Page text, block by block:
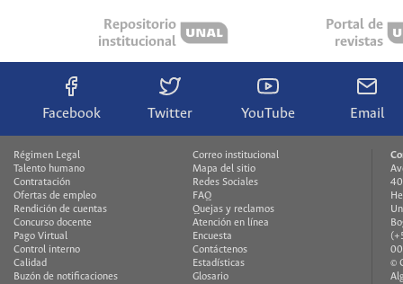
Repositorio
institucional
Portal de
revistas
Facebook Twitter YouTube Email
Régimen Legal
Talento humano
Contratación
Ofertas de empleo
Rendición de cuentas
Concurso docente
Pago Virtual
Control interno
Calidad
Buzón de notificaciones
Correo institucional
Mapa del sitio
Redes Sociales
FAQ
Quejas y reclamos
Atención en línea
Encuesta
Contáctenos
Estadísticas
Glosario
©